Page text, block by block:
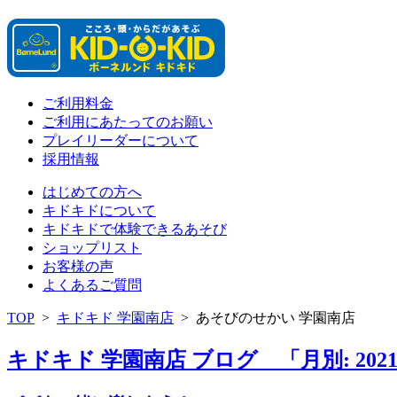
ご利用料金
ご利用にあたってのお願い
プレイリーダーについて
採用情報
はじめての方へ
キドキドについて
キドキドで体験できるあそび
ショップリスト
お客様の声
よくあるご質問
TOP > キドキド 学園南店 > あそびのせかい 学園南店
キドキド 学園南店 ブログ 「月別: